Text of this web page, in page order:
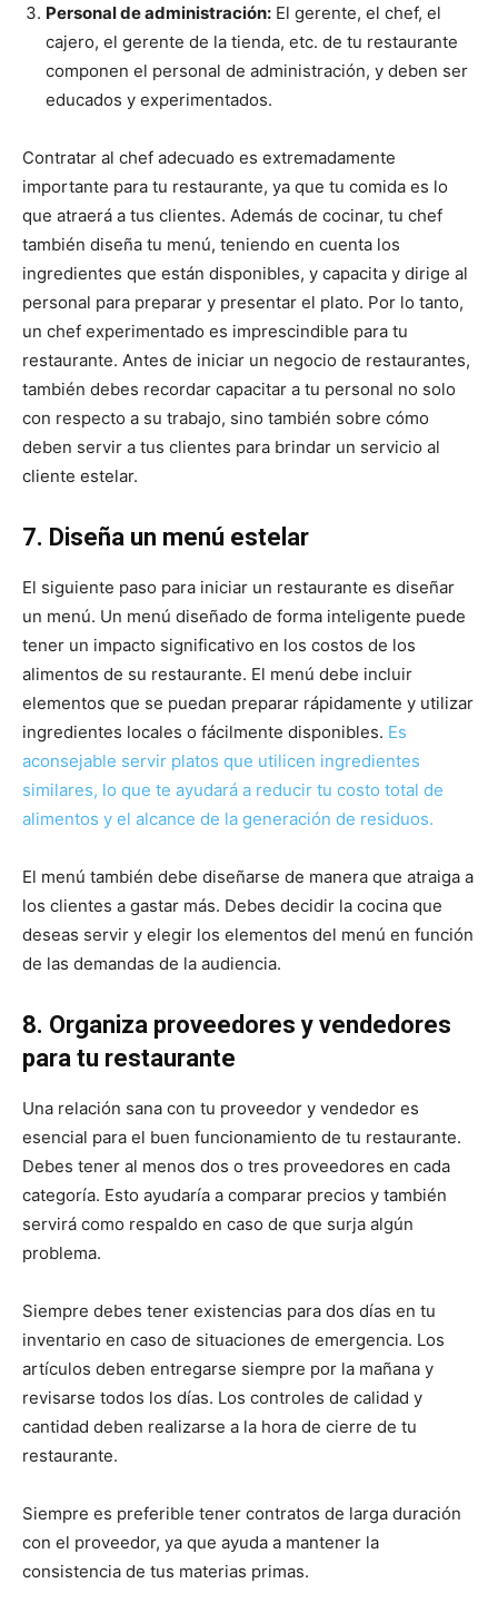
Personal de administración: El gerente, el chef, el
cajero, el gerente de la tienda, etc. de tu restaurante
componen el personal de administración, y deben ser
educados y experimentados.
Contratar al chef adecuado es extremadamente
importante para tu restaurante, ya que tu comida es lo
que atraerá a tus clientes. Además de cocinar, tu chef
también diseña tu menú, teniendo en cuenta los
ingredientes que están disponibles, y capacita y dirige al
personal para preparar y presentar el plato. Por lo tanto,
un chef experimentado es imprescindible para tu
restaurante. Antes de iniciar un negocio de restaurantes,
también debes recordar capacitar a tu personal no solo
con respecto a su trabajo, sino también sobre cómo
deben servir a tus clientes para brindar un servicio al
cliente estelar.
7. Diseña un menú estelar
El siguiente paso para iniciar un restaurante es diseñar
un menú. Un menú diseñado de forma inteligente puede
tener un impacto significativo en los costos de los
alimentos de su restaurante. El menú debe incluir
elementos que se puedan preparar rápidamente y utilizar
ingredientes locales o fácilmente disponibles. Es
aconsejable servir platos que utilicen ingredientes
similares, lo que te ayudará a reducir tu costo total de
alimentos y el alcance de la generación de residuos.
El menú también debe diseñarse de manera que atraiga a
los clientes a gastar más. Debes decidir la cocina que
deseas servir y elegir los elementos del menú en función
de las demandas de la audiencia.
8. Organiza proveedores y vendedores
para tu restaurante
Una relación sana con tu proveedor y vendedor es
esencial para el buen funcionamiento de tu restaurante.
Debes tener al menos dos o tres proveedores en cada
categoría. Esto ayudaría a comparar precios y también
servirá como respaldo en caso de que surja algún
problema.
Siempre debes tener existencias para dos días en tu
inventario en caso de situaciones de emergencia. Los
artículos deben entregarse siempre por la mañana y
revisarse todos los días. Los controles de calidad y
cantidad deben realizarse a la hora de cierre de tu
restaurante.
Siempre es preferible tener contratos de larga duración
con el proveedor, ya que ayuda a mantener la
consistencia de tus materias primas.